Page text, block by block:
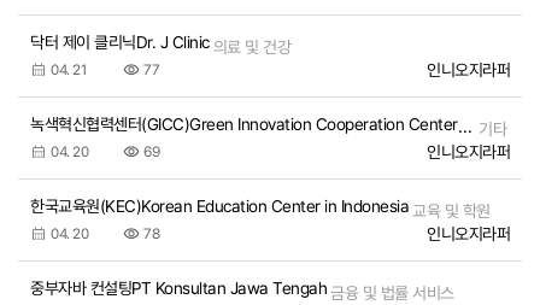
닥터 제이 클리닉Dr. J Clinic 의료 및 건강
인니오지라퍼
04. 21 77
녹색혁신협력센터(GICC)Green Innovation Cooperation Center (GICC) 기타
인니오지라퍼
04. 20 69
한국교육원(KEC)Korean Education Center in Indonesia교육 및 학원
인니오지라퍼
04. 20 78
중부자바 컨설팅PT Konsultan Jawa Tengah금융 및 법률 서비스